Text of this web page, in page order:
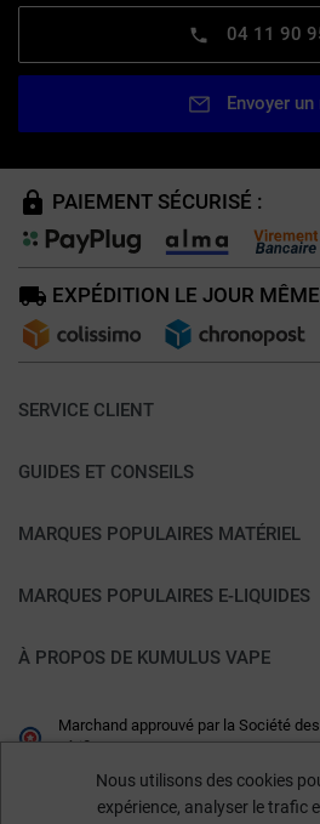
04 11 90
Envoyer un
PAIEMENT SÉCURISÉ :
EXPÉDITION LE JOUR
SERVICE CLIENT
GUIDES ET CONSEILS
MARQUES POPULAIRES MATÉRIEL
MARQUES POPULAIRES E-LIQUIDES
À PROPOS DE KUMULUS VAPE
Marchand approuvé par la Société
vérifier.
Nous utilisons des cookies
expérience, analyser le trafic